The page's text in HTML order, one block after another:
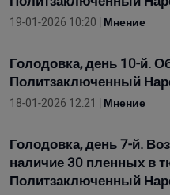
19-01-2026 10:20 | Мнение
Голодовка, день 10-й.
Политзаключенный
18-01-2026 12:21 | Мнение
Голодовка, день 7-й.
наличие 30 пленных в
Политзаключенный